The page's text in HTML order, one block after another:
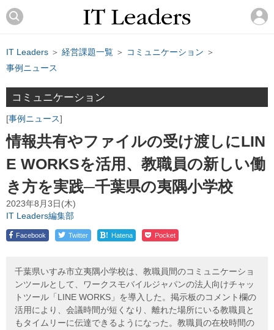
IT Leaders ＞ 経営課題一覧 ＞ コミュニケーション ＞
事例ニュース
コミュニケーション
事例ニュース
情報共有やファイルの受け渡しにLIN
E WORKSを活用、教職員の新しい働
き方を実践─千葉県の夷隅小学校
2023年8月3日(木)
IT Leaders編集部
Facebook Twitter ! Hatena Pocket
千葉県いすみ市立夷隅小学校は、教職員間のコミュニケーショ
ンツールとして、ワークスモバイルジャパンの法人向けチャッ
トツール「LINE WORKS」を導入した。掲示板のコメント欄の
活用により、会議時間が短くなり、離れた場所にいる教職員と
もタイムリーに伝達できるようになった。教職員の在校時間の